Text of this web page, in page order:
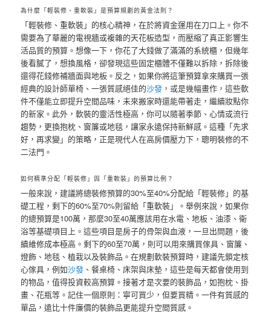
為什麼「輕裝修、重軟裝」是預算規劃的黃金法則？
「輕裝修、重軟裝」的核心精神，在於將資金運用在刀口上。你不
需要為了華麗的電視牆或複雜的天花板造型，而壓縮了真正影響生
活品質的預算。想像一下，你花了大錢做了滿滿的系統櫃，但幾年
後看膩了，想換風格，卻發現這些固定櫃體不僅難以拆除，拆除後
還得花錢修補牆面與地板。反之，如果你將這筆預算拿來購買一張
經典的設計師單椅、一張質感絕佳的沙發 ，或是幾幅畫作，這些軟
件不僅能立即提升空間品味，未來搬家時還能帶著走，繼續妝點你
的新家。此外，軟裝的靈活性極高，你可以隨著季節、心情或流行
趨勢，更換抱枕、窗簾或地毯，讓家永遠保持新鮮感。這種「先求
好，再求變」的策略，正是現代人在高房價壓力下，聰明裝修的不
二法門。
如何精準分配「輕裝修」與「重軟裝」的預算比例？
一般來說，建議將總裝修預算的30%至40%分配給「輕裝修」的基
礎工程，剩下的60%至70%則留給「重軟裝」。舉例來說，如果你
的總預算是100萬，那麼30至40萬應該用在水電、地板、油漆、衛
浴等基礎項目上。這些項目是房子的骨架與血液，一旦出問題，後
續維修成本極高。剩下的60至70萬，則可以用來購買傢具、窗簾、
燈飾、地毯、植栽以及裝飾品。在規劃軟裝預算時，建議先鎖定核
心傢具，例如沙發 、餐桌椅、床架與床墊，這些是每天都會使用到
的物品，值得投資較高預算。接著才是次要的裝飾品，如抱枕、掛
畫、花瓶等。記住一個原則：寧可買少，但要買精。一件有質感的
單品，遠比十件廉價的裝飾品更能提升空間質感。